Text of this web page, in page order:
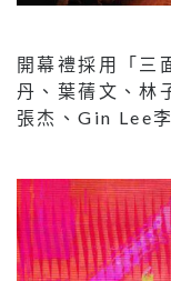
開幕禮採用「三
丹、葉蒨文、林
張杰、Gin Lee